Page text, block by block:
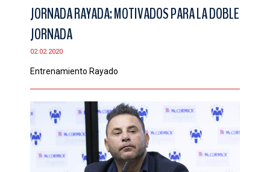
JORNADA RAYADA: MOTIVADOS PARA LA DOBLE
JORNADA
02.02.2020
Entrenamiento Rayado